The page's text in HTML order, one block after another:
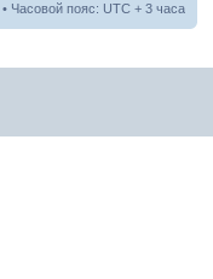
• Часовой пояс: UTC + 3 часа